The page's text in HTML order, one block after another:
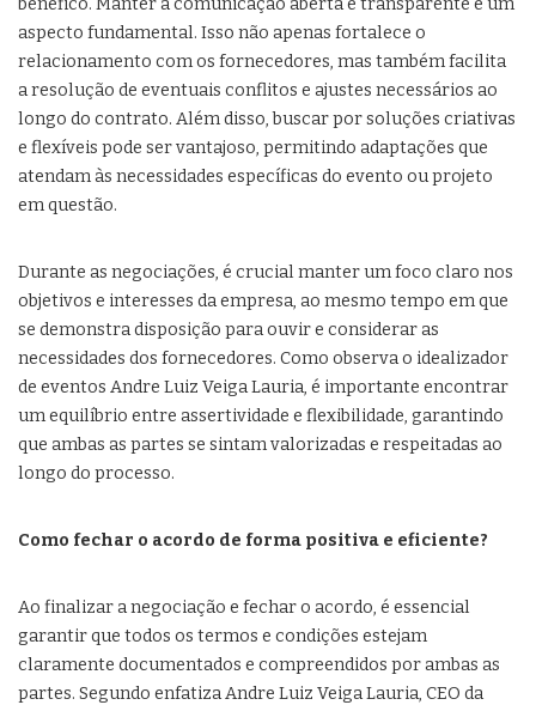
benéfico. Manter a comunicação aberta e transparente é um
aspecto fundamental. Isso não apenas fortalece o
relacionamento com os fornecedores, mas também facilita
a resolução de eventuais conflitos e ajustes necessários ao
longo do contrato. Além disso, buscar por soluções criativas
e flexíveis pode ser vantajoso, permitindo adaptações que
atendam às necessidades específicas do evento ou projeto
em questão.
Durante as negociações, é crucial manter um foco claro nos
objetivos e interesses da empresa, ao mesmo tempo em que
se demonstra disposição para ouvir e considerar as
necessidades dos fornecedores. Como observa o idealizador
de eventos Andre Luiz Veiga Lauria, é importante encontrar
um equilíbrio entre assertividade e flexibilidade, garantindo
que ambas as partes se sintam valorizadas e respeitadas ao
longo do processo.
Como fechar o acordo de forma positiva e eficiente?
Ao finalizar a negociação e fechar o acordo, é essencial
garantir que todos os termos e condições estejam
claramente documentados e compreendidos por ambas as
partes. Segundo enfatiza Andre Luiz Veiga Lauria, CEO da